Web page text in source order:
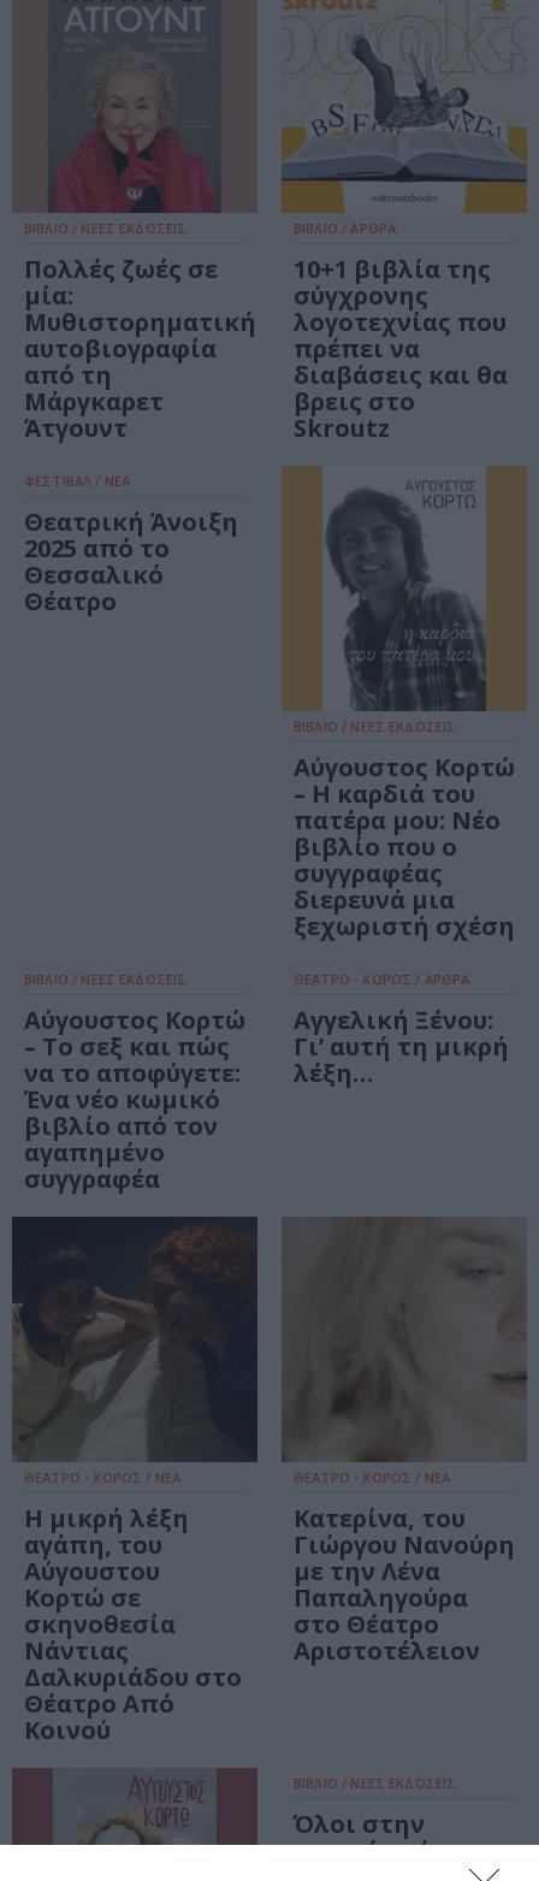
ΒΙΒΛΙΟ / ΝΕΕΣ ΕΚΔΟΣΕΙΣ
Πολλές ζωές σε
μία:
Μυθιστορηματική
αυτοβιογραφία
από τη
Μάργκαρετ
Άτγουντ
ΒΙΒΛΙΟ / ΑΡΘΡΑ
10+1 βιβλία της
σύγχρονης
λογοτεχνίας που
πρέπει να
διαβάσεις και θα
βρεις στο
Skroutz
ΦΕΣΤΙΒΑΛ / ΝΕΑ
Θεατρική Άνοιξη
2025 από το
Θεσσαλικό
Θέατρο
ΒΙΒΛΙΟ / ΝΕΕΣ ΕΚΔΟΣΕΙΣ
Αύγουστος Κορτώ
– Η καρδιά του
πατέρα μου: Νέο
βιβλίο που ο
συγγραφέας
διερευνά μια
ξεχωριστή σχέση
ΒΙΒΛΙΟ / ΝΕΕΣ ΕΚΔΟΣΕΙΣ
Αύγουστος Κορτώ
– Το σεξ και πώς
να το αποφύγετε:
Ένα νέο κωμικό
βιβλίο από τον
αγαπημένο
συγγραφέα
ΘΕΑΤΡΟ - ΧΟΡΟΣ / ΑΡΘΡΑ
Αγγελική Ξένου:
Γι’ αυτή τη μικρή
λέξη…
ΘΕΑΤΡΟ - ΧΟΡΟΣ / ΝΕΑ
Η μικρή λέξη
αγάπη, του
Αύγουστου
Κορτώ σε
σκηνοθεσία
Νάντιας
Δαλκυριάδου στο
Θέατρο Από
Κοινού
ΘΕΑΤΡΟ - ΧΟΡΟΣ / ΝΕΑ
Κατερίνα, του
Γιώργου Νανούρη
με την Λένα
Παπαληγούρα
στο Θέατρο
Αριστοτέλειον
ΒΙΒΛΙΟ / ΝΕΕΣ ΕΚΔΟΣΕΙΣ
Όλοι στην
οικογένειά μου